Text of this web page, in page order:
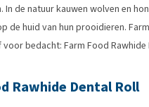
In de natuur kauwen wolven en
de huid van hun prooidieren.
bedacht: Farm Food Rawhide
Rawhide Dental Roll